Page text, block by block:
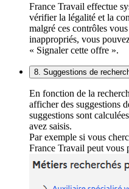
France Travail effectue
vérifier la légalité et la
malgré ces contrôles
inappropriés, vous
« Signaler cette offre ».
8. Suggestions de
En fonction de la
afficher des suggestions
suggestions sont
avez saisis.
Par exemple si vous
France Travail peut vous